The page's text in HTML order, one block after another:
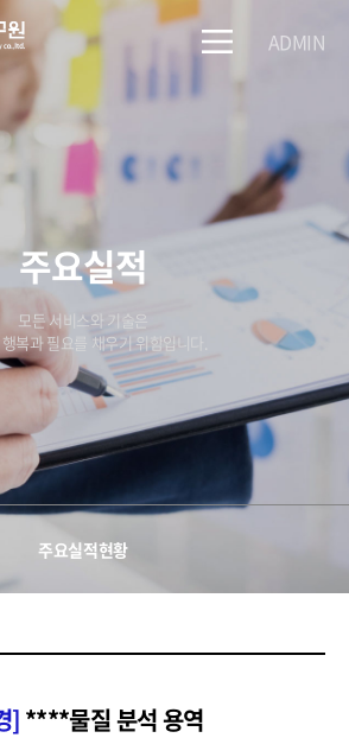
ADMIN
주요실적
모든 서비스와 기술은
복과 필요를 채우기 위함입니다.
주요실적현황
] ****물질 분석 용역